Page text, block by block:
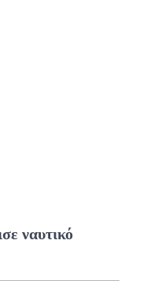
ναυτικό